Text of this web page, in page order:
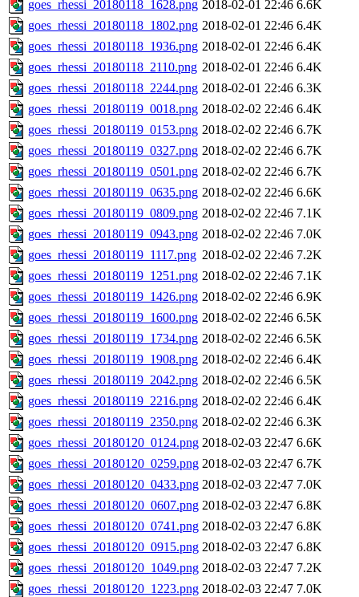
goes_rhessi_20180118_1628.png 2018-02-01 22:46 6.6K
goes_rhessi_20180118_1802.png 2018-02-01 22:46 6.4K
goes_rhessi_20180118_1936.png 2018-02-01 22:46 6.4K
goes_rhessi_20180118_2110.png 2018-02-01 22:46 6.4K
goes_rhessi_20180118_2244.png 2018-02-01 22:46 6.3K
goes_rhessi_20180119_0018.png 2018-02-02 22:46 6.4K
goes_rhessi_20180119_0153.png 2018-02-02 22:46 6.7K
goes_rhessi_20180119_0327.png 2018-02-02 22:46 6.7K
goes_rhessi_20180119_0501.png 2018-02-02 22:46 6.7K
goes_rhessi_20180119_0635.png 2018-02-02 22:46 6.6K
goes_rhessi_20180119_0809.png 2018-02-02 22:46 7.1K
goes_rhessi_20180119_0943.png 2018-02-02 22:46 7.0K
goes_rhessi_20180119_1117.png 2018-02-02 22:46 7.2K
goes_rhessi_20180119_1251.png 2018-02-02 22:46 7.1K
goes_rhessi_20180119_1426.png 2018-02-02 22:46 6.9K
goes_rhessi_20180119_1600.png 2018-02-02 22:46 6.5K
goes_rhessi_20180119_1734.png 2018-02-02 22:46 6.5K
goes_rhessi_20180119_1908.png 2018-02-02 22:46 6.4K
goes_rhessi_20180119_2042.png 2018-02-02 22:46 6.5K
goes_rhessi_20180119_2216.png 2018-02-02 22:46 6.4K
goes_rhessi_20180119_2350.png 2018-02-02 22:46 6.3K
goes_rhessi_20180120_0124.png 2018-02-03 22:47 6.6K
goes_rhessi_20180120_0259.png 2018-02-03 22:47 6.7K
goes_rhessi_20180120_0433.png 2018-02-03 22:47 7.0K
goes_rhessi_20180120_0607.png 2018-02-03 22:47 6.8K
goes_rhessi_20180120_0741.png 2018-02-03 22:47 6.8K
goes_rhessi_20180120_0915.png 2018-02-03 22:47 6.8K
goes_rhessi_20180120_1049.png 2018-02-03 22:47 7.2K
goes_rhessi_20180120_1223.png 2018-02-03 22:47 7.0K